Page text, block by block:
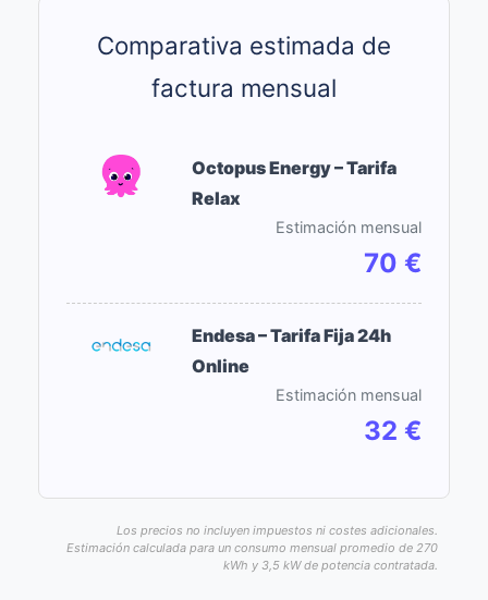
Comparativa estimada de
factura mensual
Octopus Energy – Tarifa
Relax
Estimación mensual
70 €
Endesa – Tarifa Fija 24h
Online
Estimación mensual
32 €
Los precios no incluyen impuestos ni costes adicionales.
Estimación calculada para un consumo mensual promedio de 270
kWh y 3,5 kW de potencia contratada.